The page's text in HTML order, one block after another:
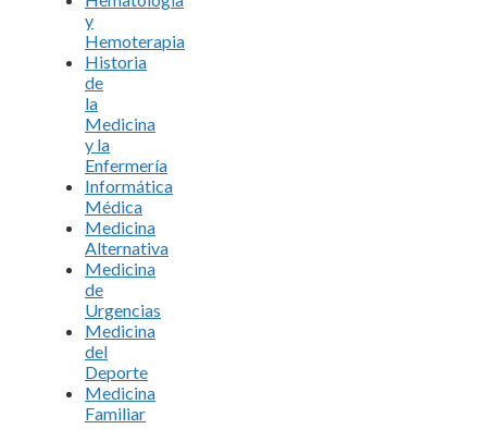
y
Hemoterapia
Historia
de
la
Medicina
y la
Enfermería
Informática
Médica
Medicina
Alternativa
Medicina
de
Urgencias
Medicina
del
Deporte
Medicina
Familiar